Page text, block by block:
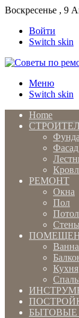
Воскресенье , 9
Войти
Switch skin
Меню
Switch skin
Home
Фасад
РЕМОНТ
Окна
Пол
Стены
Кухня